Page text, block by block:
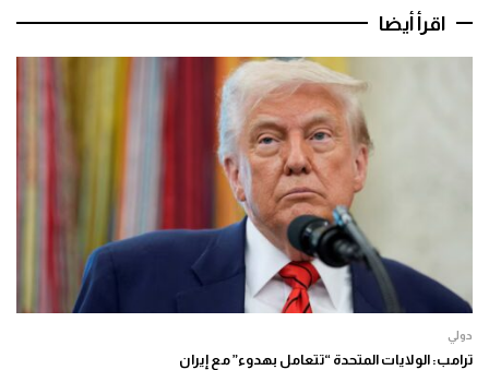
اقرأ أيضا
دولي
ترامب: الولايات المتحدة “تتعامل بهدوء” مع إيران